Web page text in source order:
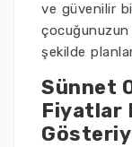
ve güvenilir
çocuğunuzun
şekilde
Sünnet
Fiyatlar